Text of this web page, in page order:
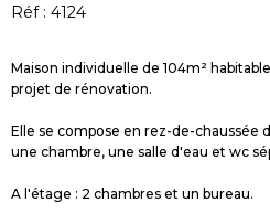
Réf : 4124
Maison individuelle de 104m²
projet de rénovation.
Elle se compose en rez-de-chaussée
une chambre, une salle d'eau et wc
A l'étage : 2 chambres et un bureau.